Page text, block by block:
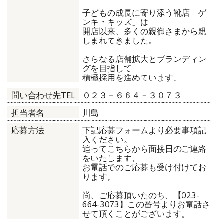
子どもの成長に寄り添う靴店「ゲ
ンキ・キッズ」は
開店以来、多くの親御さまから親
しまれてきました。
さらなる店舗拡大とブランディン
グを目指して
積極採用を進めています。
問い合わせ先TEL
０２３－６６４－３０７３
担当者名
川島
応募方法
下記応募フォームより必要事項記
入ください。
追ってこちらから面接日のご連絡
をいたします。
お電話でのご応募も受け付けてお
ります。
尚、ご応募頂いたのち、【023-
664-3073】この番号よりお電話さ
せて頂くことがございます。